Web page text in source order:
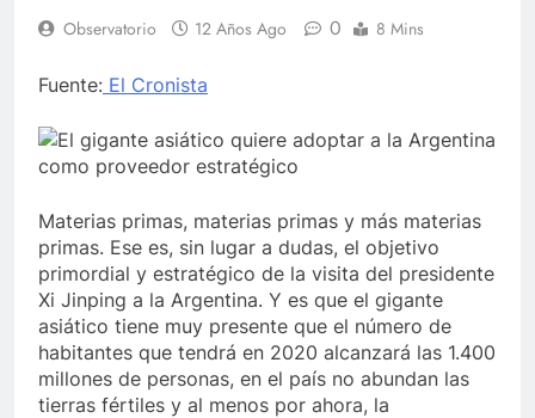
Observatorio 12 Años Ago 0 8 Mins
Fuente: El Cronista
Materias primas, materias primas y más materias
primas. Ese es, sin lugar a dudas, el objetivo
primordial y estratégico de la visita del presidente
Xi Jinping a la Argentina. Y es que el gigante
asiático tiene muy presente que el número de
habitantes que tendrá en 2020 alcanzará las 1.400
millones de personas, en el país no abundan las
tierras fértiles y al menos por ahora, la